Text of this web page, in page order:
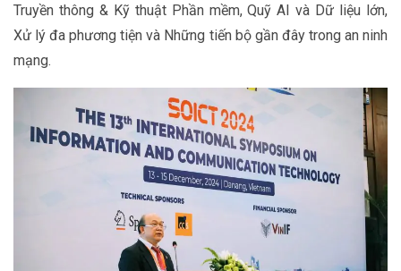
Truyền thông & Kỹ thuật Phần mềm, Quỹ AI và Dữ liệu lớn,
Xử lý đa phương tiện và Những tiến bộ gần đây trong an ninh
mạng.